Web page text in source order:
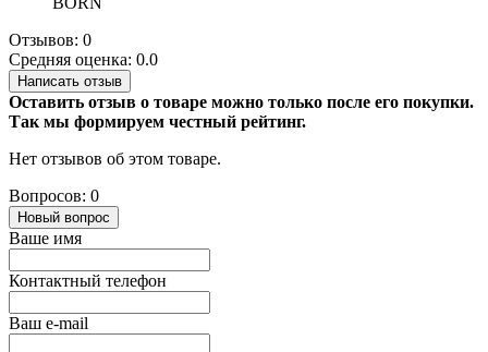
Отзывов: 0
Средняя оценка: 0.0
Написать отзыв
Оставить отзыв о товаре можно только после его покупки.
Так мы формируем честный рейтинг.
Нет отзывов об этом товаре.
Вопросов: 0
Новый вопрос
Ваше имя
Контактный телефон
Ваш e-mail